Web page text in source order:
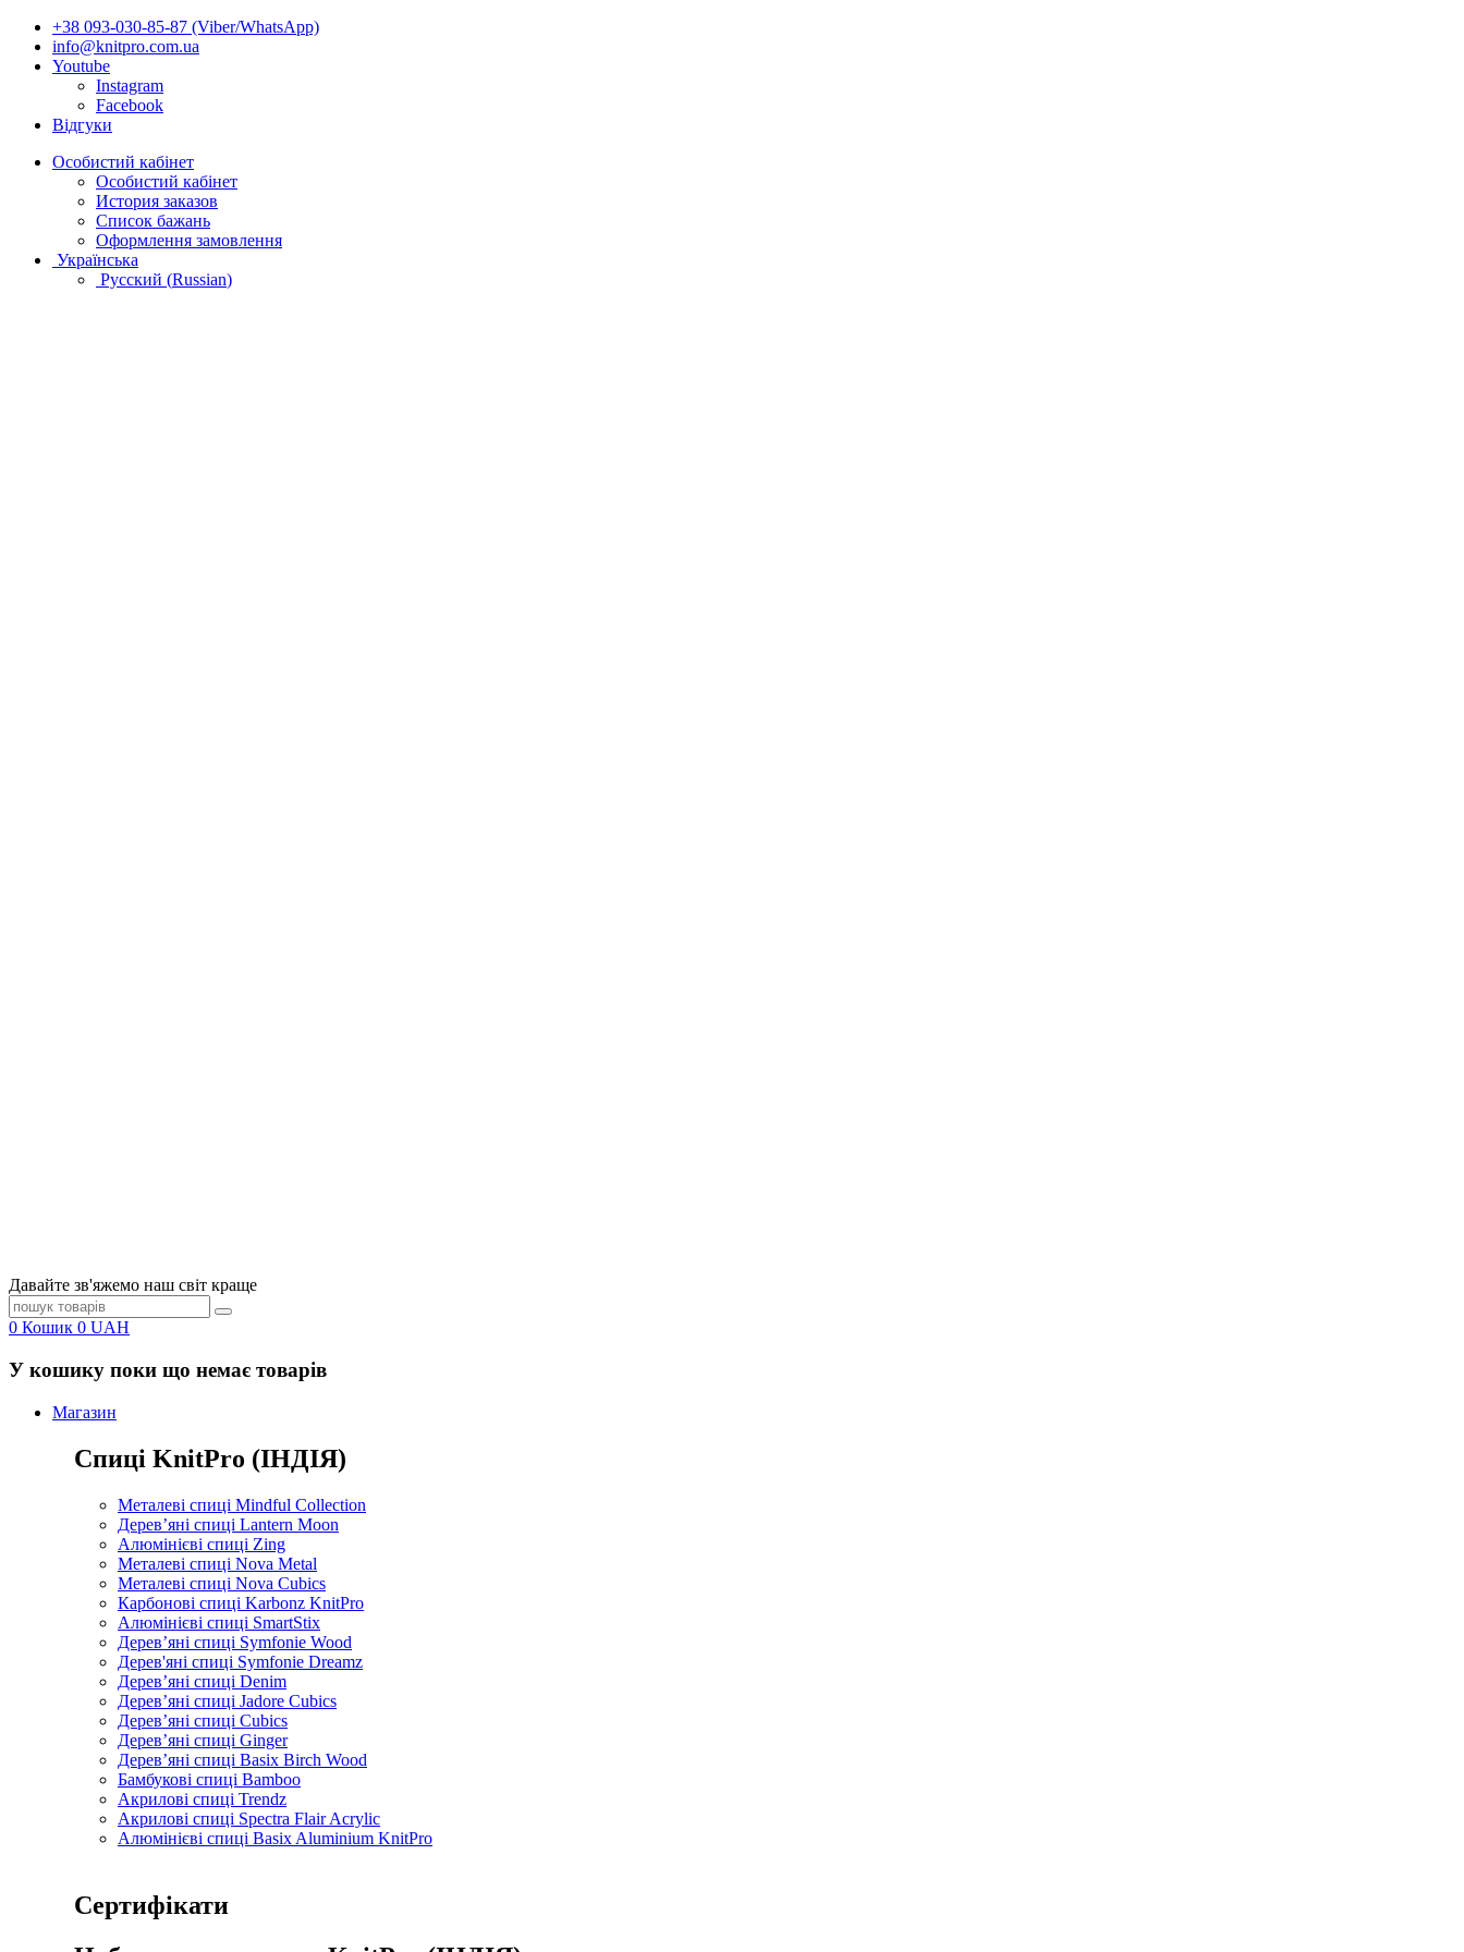
+38 093-030-85-87 (Viber/WhatsApp)
info@knitpro.com.ua
Youtube
Instagram
Facebook
Відгуки
Особистий кабінет
Особистий кабінет
История заказов
Список бажань
Оформлення замовлення
Українська
Русский (Russian)
Давайте зв'яжемо наш світ краще
0 Кошик 0 UAH
У кошику поки що немає товарів
Магазин
Спиці KnitPro (ІНДІЯ)
Металеві спиці Mindful Collection
Дерев’яні спиці Lantern Moon
Алюмінієві спиці Zing
Металеві спиці Nova Metal
Металеві спиці Nova Cubics
Карбонові спиці Karbonz KnitPro
Алюмінієві спиці SmartStix
Дерев’яні спиці Symfonie Wood
Дерев'яні спиці Symfonie Dreamz
Дерев’яні спиці Denim
Дерев’яні спиці Jadore Cubics
Дерев’яні спиці Cubics
Дерев’яні спиці Ginger
Дерев’яні спиці Basix Birch Wood
Бамбукові спиці Bamboo
Акрилові спиці Trendz
Акрилові спиці Spectra Flair Acrylic
Алюмінієві спиці Basix Aluminium KnitPro
Сертифікати